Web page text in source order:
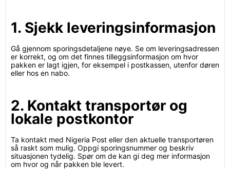
1. Sjekk leveringsinformasjon
Gå gjennom sporingsdetaljene nøye. Se om leveringsadressen
er korrekt, og om det finnes tilleggsinformasjon om hvor
pakken er lagt igjen, for eksempel i postkassen, utenfor døren
eller hos en nabo.
2. Kontakt transportør og
lokale postkontor
Ta kontakt med Nigeria Post eller den aktuelle transportøren
så raskt som mulig. Oppgi sporingsnummer og beskriv
situasjonen tydelig. Spør om de kan gi deg mer informasjon
om hvor og når pakken ble levert.